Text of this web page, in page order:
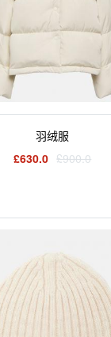
羽绒服
£630.0 £900.0